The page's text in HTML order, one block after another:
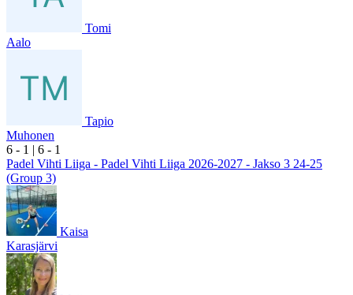
Tomi
Aalo
Tapio
Muhonen
6 - 1 | 6 - 1
Padel Vihti Liiga - Padel Vihti Liiga 2026-2027 - Jakso 3 24-25
(Group 3)
Kaisa
Karasjärvi